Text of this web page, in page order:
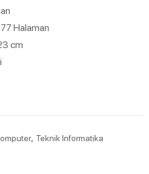
Halaman
cm
, Teknik Informatika